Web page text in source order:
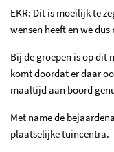
EKR: Dit is moeilijk te
wensen heeft en we
Bij de groepen is op dit
komt doordat er daar
maaltijd aan boord
Met name de
plaatselijke tuincentra.